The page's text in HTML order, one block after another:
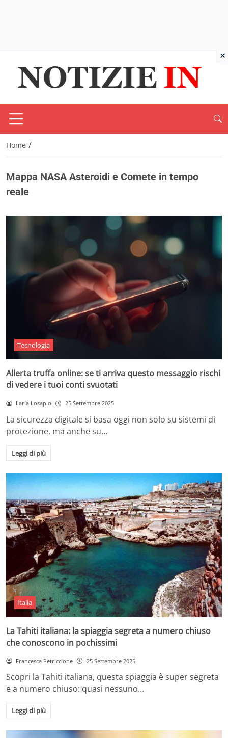
Home /
Mappa NASA Asteroidi e Comete in tempo
reale
Tecnologia
Allerta truffa online: se ti arriva questo messaggio rischi
di vedere i tuoi conti svuotati
Ilaria Losapio 25 Settembre 2025
La sicurezza digitale si basa oggi non solo su sistemi di
protezione, ma anche su…
Leggi di più
Italia
La Tahiti italiana: la spiaggia segreta a numero chiuso
che conoscono in pochissimi
Francesca Petriccione 25 Settembre 2025
Scopri la Tahiti italiana, questa spiaggia è super segreta
e a numero chiuso: quasi nessuno…
Leggi di più
×